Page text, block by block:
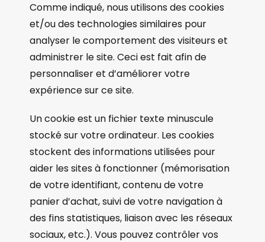
Comme indiqué, nous utilisons des cookies
et/ou des technologies similaires pour
analyser le comportement des visiteurs et
administrer le site. Ceci est fait afin de
personnaliser et d’améliorer votre
expérience sur ce site.
Un cookie est un fichier texte minuscule
stocké sur votre ordinateur. Les cookies
stockent des informations utilisées pour
aider les sites à fonctionner (mémorisation
de votre identifiant, contenu de votre
panier d’achat, suivi de votre navigation à
des fins statistiques, liaison avec les réseaux
sociaux, etc.). Vous pouvez contrôler vos